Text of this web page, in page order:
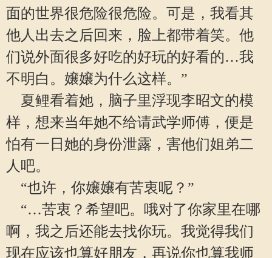
面的世界很危险很危险。可是，我看其
他人出去之后回来，脸上都带着笑。他
们说外面很多好吃的好玩的好看的…我
不明白。嬢嬢为什么这样。”
夏鲤看着她，脑子里浮现李昭文的模
样，想来当年她不给请武学师傅，便是
怕有一日她的身份泄露，害他们姐弟二
人吧。
“也许，你嬢嬢有苦衷呢？”
“…苦衷？希望吧。哦对了你家里在哪
啊，我之后还能去找你玩。我觉得我们
现在应该也算好朋友，再说你也算我师